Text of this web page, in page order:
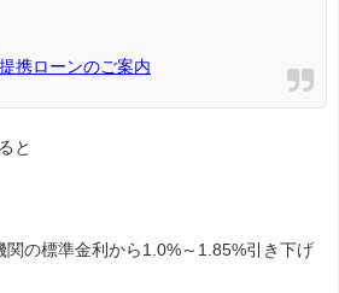
携ローンのご案内
と
の標準金利から1.0%～1.85%引き下げ